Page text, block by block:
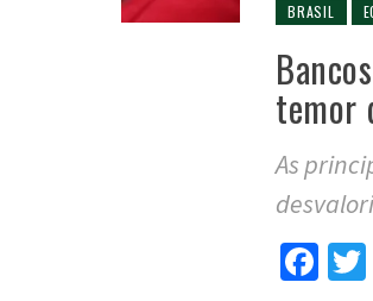
BRASIL
temor
As